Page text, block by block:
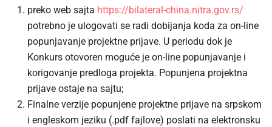
preko web sajta https://bilateral-china.nitra.gov.rs/
potrebno je ulogovati se radi dobijanja koda za on-line
popunjavanje projektne prijave. U periodu dok je
Konkurs otovoren moguće je on-line popunjavanje i
korigovanje predloga projekta. Popunjena projektna
prijave ostaje na sajtu;
Finalne verzije popunjene projektne prijave na srpskom
i engleskom jeziku (.pdf fajlove) poslati na elektronsku